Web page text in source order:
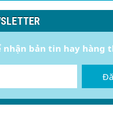
nhận bản tin hay hàng